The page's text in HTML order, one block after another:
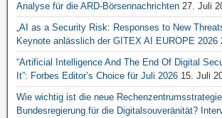
Analyse für die ARD-Börsennachrichten 27. Juli
„AI as a Security Risk: Responses to New
Keynote anlässlich der GITEX AI EUROPE 2026
“Artificial Intelligence And The End Of Digital
It”: Forbes Editor’s Choice für Juli 2026 15. Juli
Wie wichtig ist die neue
Bundesregierung für die Digitalsouveränität?